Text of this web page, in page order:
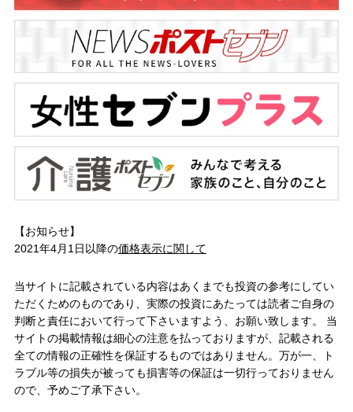
【お知らせ】
2021年4月1日以降の価格表示に関して
当サイトに記載されている内容はあくまでも投資の参考にしてい
ただくためのものであり、実際の投資にあたっては読者ご自身の
判断と責任において行って下さいますよう、お願い致します。 当
サイトの掲載情報は細心の注意を払っておりますが、記載される
全ての情報の正確性を保証するものではありません。万が一、ト
ラブル等の損失が被っても損害等の保証は一切行っておりません
ので、予めご了承下さい。